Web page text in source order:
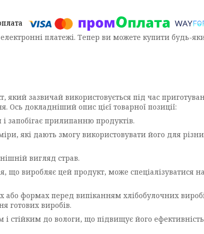
платежі. Тепер ви можете купити будь-
зазвичай використовується під час
докладніший опис цієї товарної позиції:
запобігає прилипанню продуктів.
які дають змогу використовувати його для
вигляд страв.
виробляє цей продукт, може спеціалізуватися
формах перед випіканням хлібобулочних
готових виробів.
стійким до вологи, що підвищує його